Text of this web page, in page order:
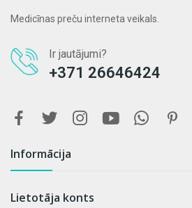
Medicīnas preču interneta veikals.
Ir jautājumi?
+371 26646424
Informācija
Lietotāja konts